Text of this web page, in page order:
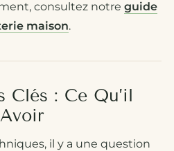
consultez notre guide
maison.
Clés : Ce Qu’il
il y a une question